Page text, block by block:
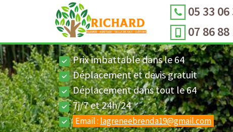
05 33 06
07 86 88
Prix imbattable dans le 64
Déplacement et devis gratuit
Déplacement dans tout le 64
7j/7 et 24h/24
Email : lagreneebrenda19@gmail.com